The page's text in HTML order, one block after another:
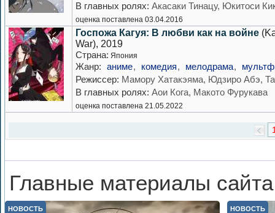
В главных ролях: Акасаки Тинацу, Юкитоси
оценка поставлена 03.04.2016
Госпожа Кагуя: В любви как на войне
War), 2019
Страна: Япония
Жанр: аниме, комедия, мелодрама,
Режиссер: Мамору Хатакэяма, Юдзиро Абэ,
В главных ролях: Аои Кога, Макото Фурукава
оценка поставлена 21.05.2022
Главные материалы
НОВОСТЬ НОВОСТЬ